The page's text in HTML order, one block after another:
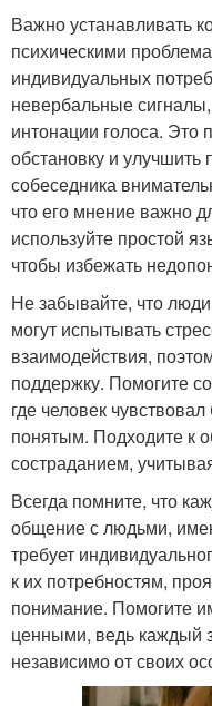
Важно устанавливать
психическими
индивидуальных
невербальные
интонации голоса. Это
обстановку и
собеседника
что его мнение важно
используйте простой
чтобы избежать
Не забывайте, что
могут испытывать
взаимодействия,
поддержку. Помогите
где человек
понятым. Подходите к
состраданием,
Всегда помните, что
общение с людьми,
требует
к их потребностям,
понимание. Помогите
ценными, ведь каждый
независимо от своих